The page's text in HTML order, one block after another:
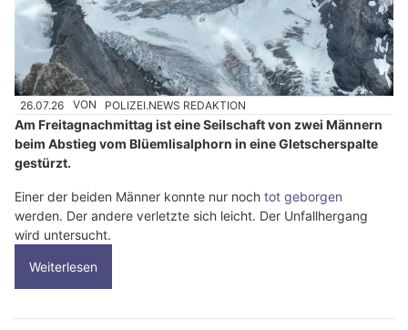
26.07.26 VON POLIZEI.NEWS REDAKTION
Am Freitagnachmittag ist eine Seilschaft von zwei Männern
beim Abstieg vom Blüemlisalphorn in eine Gletscherspalte
gestürzt.
Einer der beiden Männer konnte nur noch tot geborgen
werden. Der andere verletzte sich leicht. Der Unfallhergang
wird untersucht.
Weiterlesen